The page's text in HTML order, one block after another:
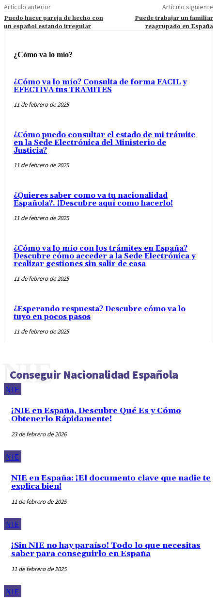
Artículo anterior
Puedo hacer pareja de hecho con
un español estando irregular
Artículo siguiente
Puede trabajar un familiar
reagrupado en España
¿Cómo va lo mío?
¿Cómo va lo mío? Consulta de forma FACIL y
EFECTIVA tus TRAMITES
11 de febrero de 2025
¿Cómo puedo consultar el estado de mi trámite
en la Sede Electrónica del Ministerio de
Justicia?
11 de febrero de 2025
¿Quieres saber como va tu nacionalidad
Española?. ¡Descubre aquí como hacerlo!
11 de febrero de 2025
¿Cómo va lo mío con los trámites en España?
Descubre cómo acceder a la Sede Electrónica y
realizar gestiones sin salir de casa
11 de febrero de 2025
¿Esperando respuesta? Descubre cómo va lo
tuyo en pocos pasos
11 de febrero de 2025
Conseguir Nacionalidad Española
NIE
NIE
¡NIE en España, Descubre Qué Es y Cómo
Obtenerlo Rápidamente!
23 de febrero de 2026
NIE
NIE en España: ¡El documento clave que nadie te
explica bien!
11 de febrero de 2025
NIE
¡Sin NIE no hay paraíso! Todo lo que necesitas
saber para conseguirlo en España
11 de febrero de 2025
NIE